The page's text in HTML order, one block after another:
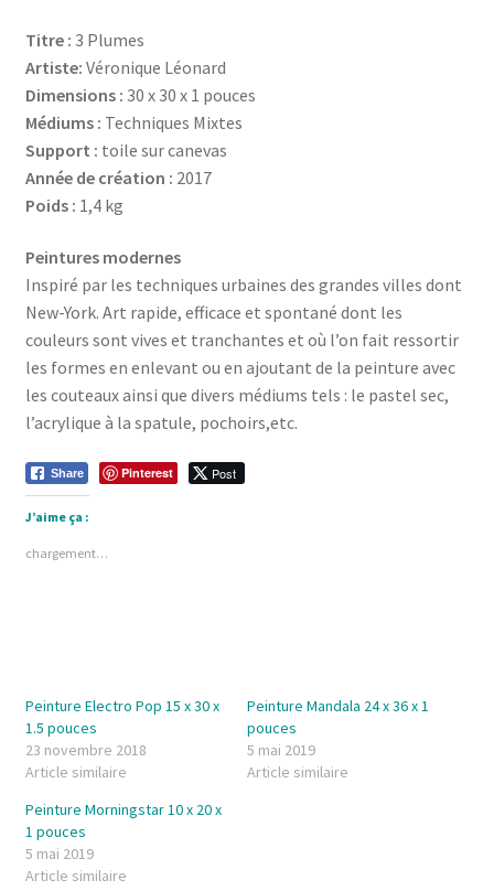
Titre : 3 Plumes
Artiste: Véronique Léonard
Dimensions : 30 x 30 x 1 pouces
Médiums : Techniques Mixtes
Support : toile sur canevas
Année de création : 2017
Poids : 1,4 kg
Peintures modernes
Inspiré par les techniques urbaines des grandes villes dont
New-York. Art rapide, efficace et spontané dont les
couleurs sont vives et tranchantes et où l’on fait ressortir
les formes en enlevant ou en ajoutant de la peinture avec
les couteaux ainsi que divers médiums tels : le pastel sec,
l’acrylique à la spatule, pochoirs,etc.
Share Pinterest Post
J’aime ça :
chargement…
Peinture Electro Pop 15 x 30 x
1.5 pouces
23 novembre 2018
Article similaire
Peinture Mandala 24 x 36 x 1
pouces
5 mai 2019
Article similaire
Peinture Morningstar 10 x 20 x
1 pouces
5 mai 2019
Article similaire